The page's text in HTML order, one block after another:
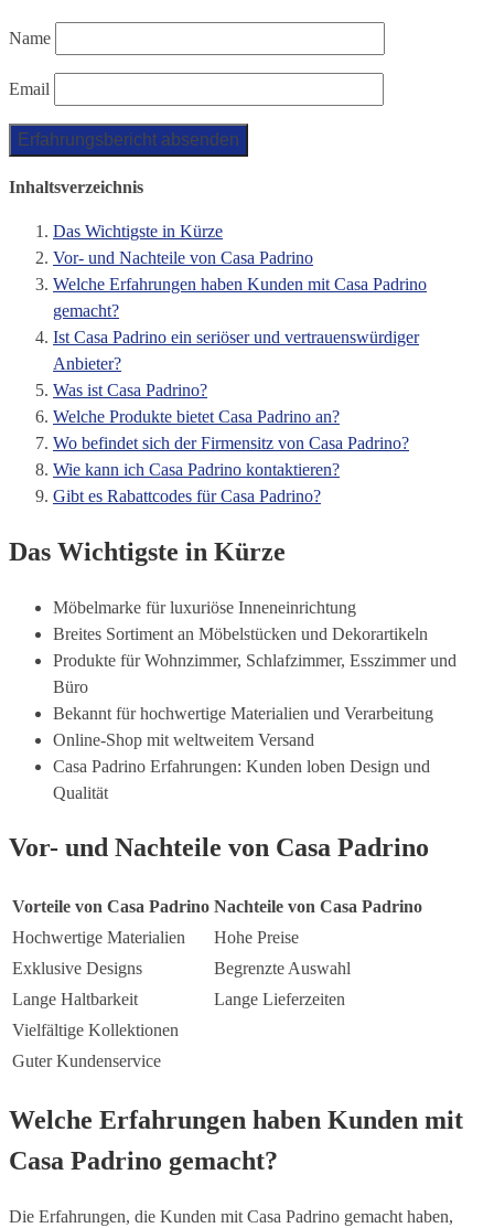
Name
Email
Inhaltsverzeichnis
Das Wichtigste in Kürze
Vor- und Nachteile von Casa Padrino
Welche Erfahrungen haben Kunden mit Casa Padrino
gemacht?
Ist Casa Padrino ein seriöser und vertrauenswürdiger
Anbieter?
Was ist Casa Padrino?
Welche Produkte bietet Casa Padrino an?
Wo befindet sich der Firmensitz von Casa Padrino?
Wie kann ich Casa Padrino kontaktieren?
Gibt es Rabattcodes für Casa Padrino?
Das Wichtigste in Kürze
Möbelmarke für luxuriöse Inneneinrichtung
Breites Sortiment an Möbelstücken und Dekorartikeln
Produkte für Wohnzimmer, Schlafzimmer, Esszimmer und
Büro
Bekannt für hochwertige Materialien und Verarbeitung
Online-Shop mit weltweitem Versand
Casa Padrino Erfahrungen: Kunden loben Design und
Qualität
Vor- und Nachteile von Casa Padrino
Vorteile von Casa Padrino Nachteile von Casa Padrino
Hochwertige Materialien
Hohe Preise
Exklusive Designs
Begrenzte Auswahl
Lange Haltbarkeit
Lange Lieferzeiten
Vielfältige Kollektionen
Guter Kundenservice
Welche Erfahrungen haben Kunden mit
Casa Padrino gemacht?
Die Erfahrungen, die Kunden mit Casa Padrino gemacht haben,